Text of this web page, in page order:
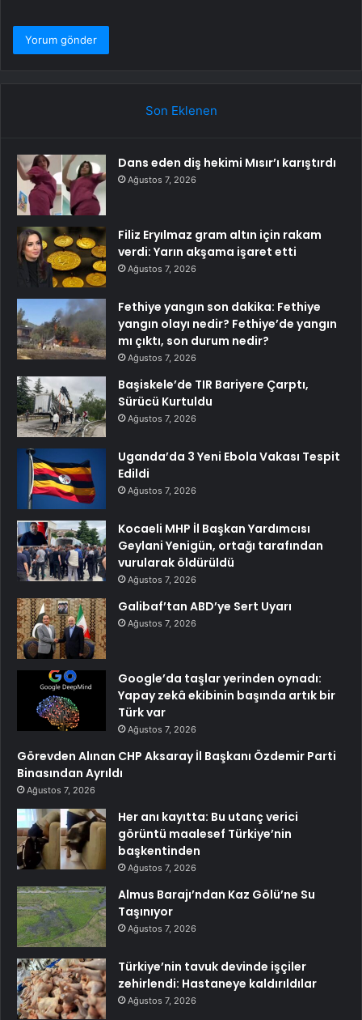
Son Eklenen
Dans eden diş hekimi Mısır’ı karıştırdı
Ağustos 7, 2026
Filiz Eryılmaz gram altın için rakam
verdi: Yarın akşama işaret etti
Ağustos 7, 2026
Fethiye yangın son dakika: Fethiye
yangın olayı nedir? Fethiye’de yangın
mı çıktı, son durum nedir?
Ağustos 7, 2026
Başiskele’de TIR Bariyere Çarptı,
Sürücü Kurtuldu
Ağustos 7, 2026
Uganda’da 3 Yeni Ebola Vakası Tespit
Edildi
Ağustos 7, 2026
Kocaeli MHP İl Başkan Yardımcısı
Geylani Yenigün, ortağı tarafından
vurularak öldürüldü
Ağustos 7, 2026
Galibaf’tan ABD’ye Sert Uyarı
Ağustos 7, 2026
Google’da taşlar yerinden oynadı:
Yapay zekâ ekibinin başında artık bir
Türk var
Ağustos 7, 2026
Görevden Alınan CHP Aksaray İl Başkanı Özdemir Parti
Binasından Ayrıldı
Ağustos 7, 2026
Her anı kayıtta: Bu utanç verici
görüntü maalesef Türkiye’nin
başkentinden
Ağustos 7, 2026
Almus Barajı’ndan Kaz Gölü’ne Su
Taşınıyor
Ağustos 7, 2026
Türkiye’nin tavuk devinde işçiler
zehirlendi: Hastaneye kaldırıldılar
Ağustos 7, 2026